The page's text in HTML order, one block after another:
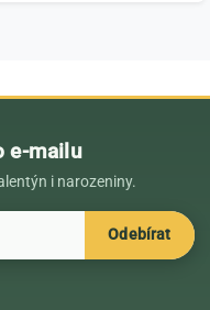
e-mailu
i narozeniny.
Odebírat